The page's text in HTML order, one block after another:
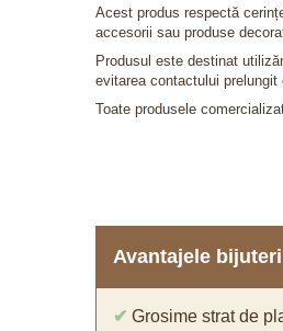
Acest produs respectă
accesorii sau produse
Produsul este destinat
evitarea contactului
Toate produsele
Avantajele
✔ Grosime strat de